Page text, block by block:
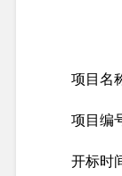
项目名
项目编
开标时